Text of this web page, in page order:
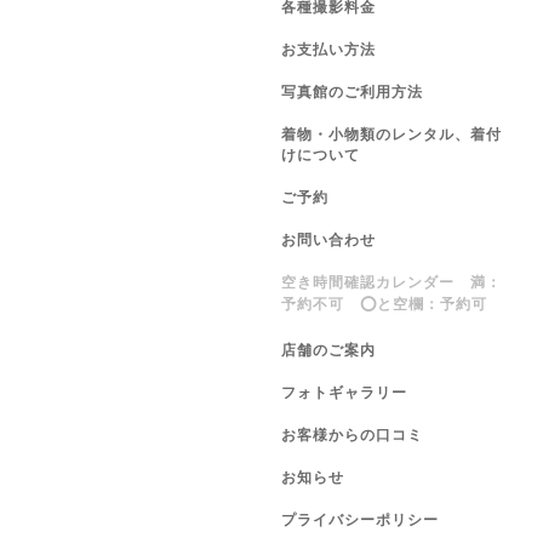
各種撮影料金
お支払い方法
写真館のご利用方法
着物・小物類のレンタル、着付
けについて
ご予約
お問い合わせ
空き時間確認カレンダー 満：
予約不可 ⭕️と空欄：予約可
店舗のご案内
フォトギャラリー
お客様からの口コミ
お知らせ
プライバシーポリシー